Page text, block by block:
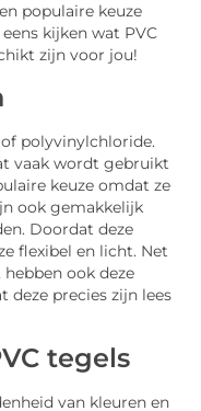
populaire keuze
kijken wat PVC
zijn voor jou!
polyvinylchloride.
vaak wordt gebruikt
keuze omdat ze
ook gemakkelijk
Doordat deze
flexibel en licht. Net
ook deze
deze precies zijn lees
tegels
van kleuren en